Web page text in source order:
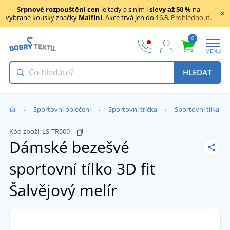
Srpnové rozpouštění cen je tady a s ním islevy až 50 % na
vybrané kousky značky Malfini. Akce trvá jen do 16.8. Prohlédnout.
0
MENU
HLEDAT
Sportovní oblečení Sportovní trička Sportovní tílka
Kód zboží: LS-TR509
Dámské bezešvé
sportovní tílko 3D fit
Šalvějový melír